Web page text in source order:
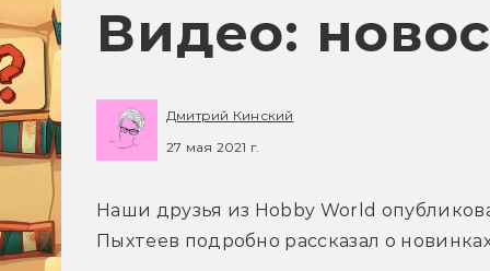
Видео:
Дмитрий Кинский
27 мая 2021 г.
Наши друзья из Hobby World
Пыхтеев подробно рассказал о